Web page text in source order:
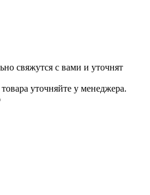
свяжутся с вами и уточнят
уточняйте у менеджера.